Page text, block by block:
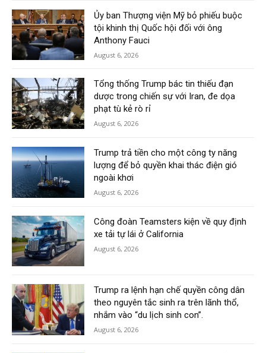
Ủy ban Thượng viện Mỹ bỏ phiếu buộc
tội khinh thị Quốc hội đối với ông
Anthony Fauci
August 6, 2026
Tổng thống Trump bác tin thiếu đạn
dược trong chiến sự với Iran, đe dọa
phạt tù kẻ rò rỉ
August 6, 2026
Trump trả tiền cho một công ty năng
lượng để bỏ quyền khai thác điện gió
ngoài khơi
August 6, 2026
Công đoàn Teamsters kiện về quy định
xe tải tự lái ở California
August 6, 2026
Trump ra lệnh hạn chế quyền công dân
theo nguyên tắc sinh ra trên lãnh thổ,
nhắm vào “du lịch sinh con”.
August 6, 2026